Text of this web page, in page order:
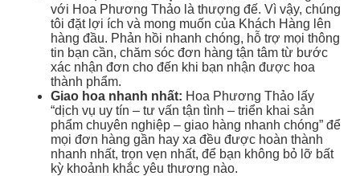
với Hoa Phương Thảo là thượng đế. Vì vậy, chúng
tôi đặt lợi ích và mong muốn của Khách Hàng lên
hàng đầu. Phản hồi nhanh chóng, hỗ trợ mọi thông
tin bạn cần, chăm sóc đơn hàng tận tâm từ bước
xác nhận đơn cho đến khi bạn nhận được hoa
thành phẩm.
Giao hoa nhanh nhất: Hoa Phương Thảo lấy
“dịch vụ uy tín – tư vấn tận tình – triển khai sản
phẩm chuyên nghiệp – giao hàng nhanh chóng” để
mọi đơn hàng gần hay xa đều được hoàn thành
nhanh nhất, trọn vẹn nhất, để bạn không bỏ lỡ bất
kỳ khoảnh khắc yêu thương nào.